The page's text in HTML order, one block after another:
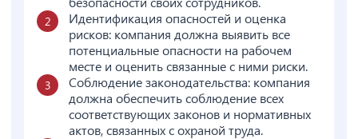
Идентификация опасностей и оценка
рисков: компания должна выявить все
потенциальные опасности на рабочем
месте и оценить связанные с ними риски.
Соблюдение законодательства: компания
должна обеспечить соблюдение всех
соответствующих законов и нормативных
актов, связанных с охраной труда.